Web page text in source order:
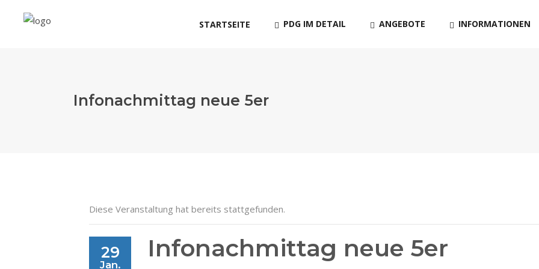
STARTSEITE PDG IM DETAIL ANGEBOTE INFORMATIONEN
Infonachmittag neue 5er
Diese Veranstaltung hat bereits stattgefunden.
29
Jan.
Infonachmittag neue 5er